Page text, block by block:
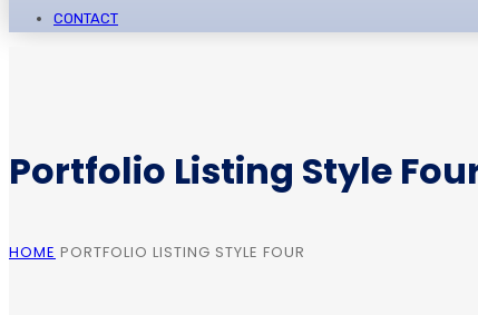
CONTACT
Portfolio Listing Style
HOME PORTFOLIO LISTING STYLE FOUR